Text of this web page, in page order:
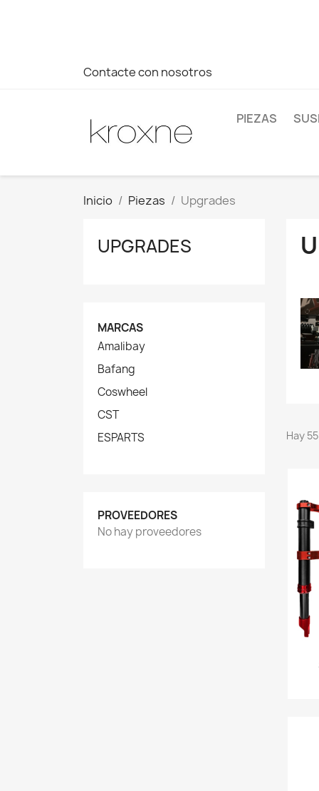
Contacte con nosotros
PIEZAS
Inicio Piezas Upgrades
UPGRADES
MARCAS
Amalibay
Bafang
Coswheel
CST
ESPARTS
PROVEEDORES
No hay proveedores
Hay